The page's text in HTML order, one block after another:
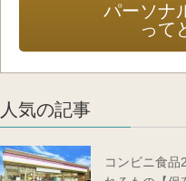
パーソナ
って
人気の記事
コンビニ食品